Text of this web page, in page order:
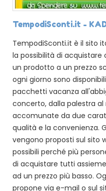
TempodiSconti.it -
TempodiSconti.it è il sito
la possibilità di acquistare
un prodotto a un prezzo
ogni giorno sono
pacchetti vacanza
concerto, dalla palestra
accomunate da due
qualità e la convenienza.
vengono proposti sul sito
possibili perché più
di acquistare tutti
ad un prezzo più basso.
propone via e-mail o sul